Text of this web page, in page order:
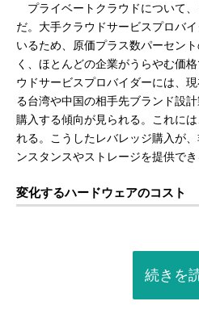
プライベートクラウドについて、
だ。大手クラウドサービスプロバ
いるため、原価プラス数パーセン
く、ほとんどの企業がうらやむ価
ウドサービスプロバイダーには、
る台湾や中国の相手先ブランド設
購入する傾向が見られる。これに
れる。こうしたレバレッジ購入が
ンスタンスやストレージを提供でき
変化するハードウェアのコスト
続きを